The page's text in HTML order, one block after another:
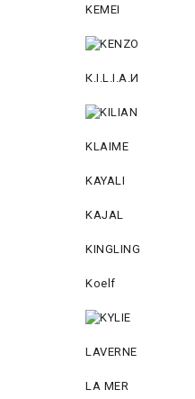
KEMEI
К.I.L.I.А.И
KLAIME
KAYALI
KAJAL
KINGLING
Koelf
LAVERNE
LA MER